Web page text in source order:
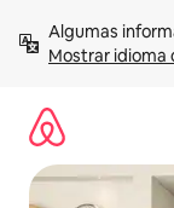
para
Mostrar idioma